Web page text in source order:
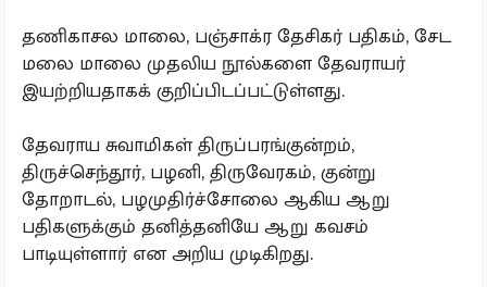
தணிகாசல மாலை, பஞ்சாக்ர தேசிகர் பதிகம், சேட
மலை மாலை முதலிய நூல்களை தேவராயர்
இயற்றியதாகக் குறிப்பிடப்பட்டுள்ளது.
தேவராய சுவாமிகள் திருப்பரங்குன்றம்,
திருச்செந்தூர், பழனி, திருவேரகம், குன்று
தோறாடல், பழமுதிர்ச்சோலை ஆகிய ஆறு
பதிகளுக்கும் தனித்தனியே ஆறு கவசம்
பாடியுள்ளார் என அறிய முடிகிறது.